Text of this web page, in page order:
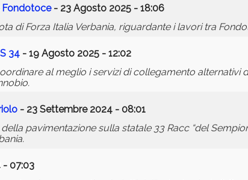
Fondotoce- 23 Agosto 2025 - 18:06
di Forza Italia Verbania, riguardante i lavori tra
34 - 19 Agosto 2025 - 12:02
al meglio i servizi di collegamento alternativi
- 23 Settembre 2024 - 08:01
pavimentazione sulla statale 33 Racc “del
- 07:03